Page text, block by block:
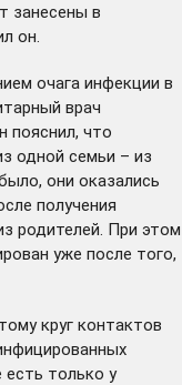
занесены в
он.
очага инфекции в
врач
пояснил, что
одной семьи – из
они оказались
получения
родителей. При этом
уже после того,
круг контактов
есть только у